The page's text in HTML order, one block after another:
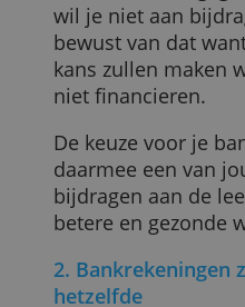
Het maakt nogal
bedrijven de
toeschuift. Zijn
milieu belasten,
of genders niet
er een
wil je niet aan
bewust van dat
kans zullen
niet financieren.